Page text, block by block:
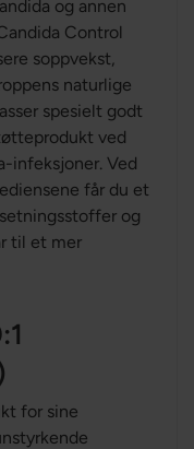
og annen
Control
soppvekst,
naturlige
spesielt godt
ved
infeksjoner. Ved
får du et
og
til et mer
for sine